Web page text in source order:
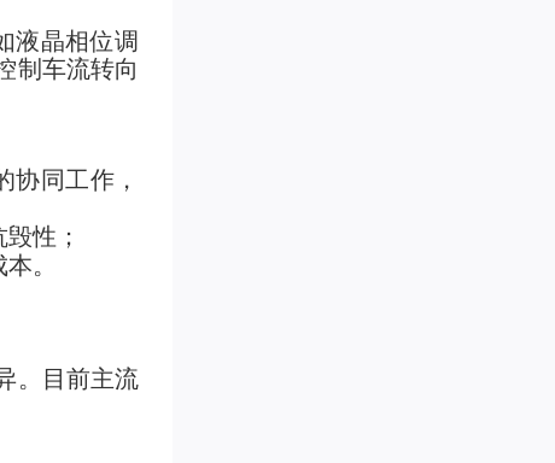
液晶相位调
制车流转向
协同工作，
性；
。
。目前主流